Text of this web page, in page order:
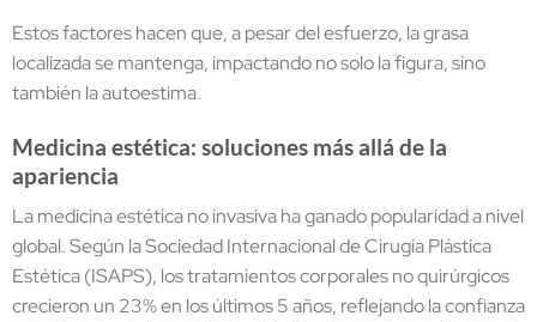
Estos factores hacen que, a pesar del esfuerzo, la grasa
localizada se mantenga, impactando no solo la figura, sino
también la autoestima.
Medicina estética: soluciones más allá de la
apariencia
La medicina estética no invasiva ha ganado popularidad a nivel
global. Según la Sociedad Internacional de Cirugía Plástica
Estética (ISAPS), los tratamientos corporales no quirúrgicos
crecieron un 23% en los últimos 5 años, reflejando la confianza